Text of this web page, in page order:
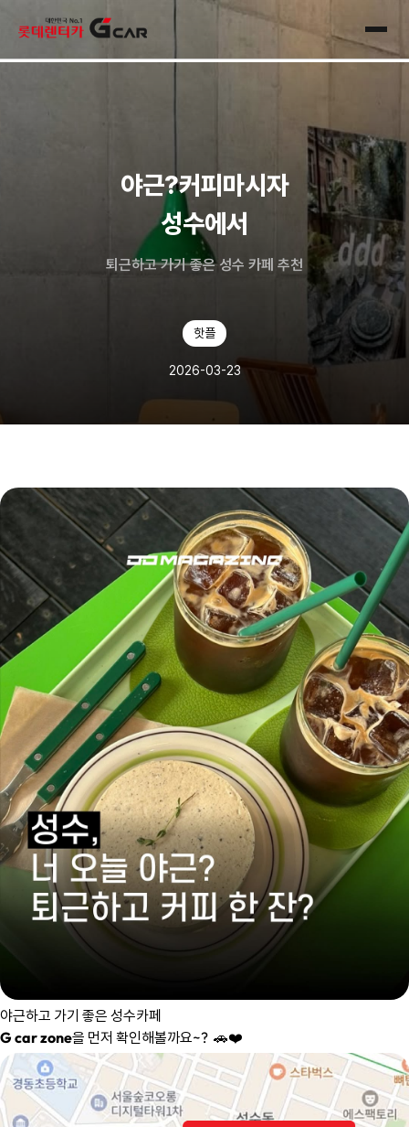
전체
야근?커피마시자
성수에서
퇴근하고 가기 좋은 성수 카페 추천
핫플
2026-03-23
야근하고 가기 좋은 성수카페
G car zone을 먼저 확인해볼까요~?  🚗❤️